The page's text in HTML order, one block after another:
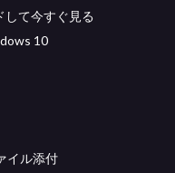
して今すぐ見る
10
イル添付